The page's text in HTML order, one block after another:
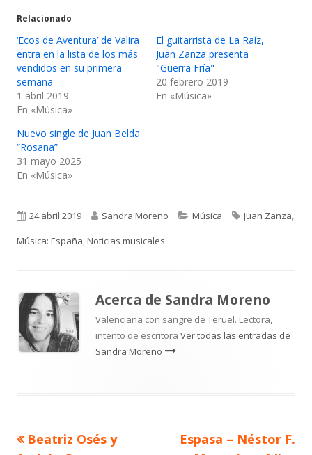
Relacionado
‘Ecos de Aventura’ de Valira
entra en la lista de los más
vendidos en su primera
semana
1 abril 2019
En «Música»
El guitarrista de La Raíz,
Juan Zanza presenta
"Guerra Fría"
20 febrero 2019
En «Música»
Nuevo single de Juan Belda
“Rosana”
31 mayo 2025
En «Música»
Publicado
el
24 abril 2019 Autor
Sandra Moreno Categorías
Música Etiquetas
Juan Zanza,
Música: España,Noticias musicales
Acerca de Sandra Moreno
Valenciana con sangre de Teruel. Lectora,
intento de escritora Ver todas las entradas de
Sandra Moreno
Navegación
Artículo
Beatriz Osés y
Artículo
Espasa – Néstor F.